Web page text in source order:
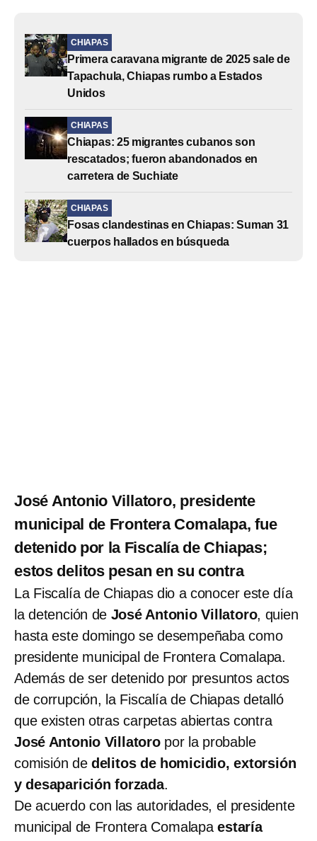
CHIAPAS
Primera caravana migrante de 2025 sale de
Tapachula, Chiapas rumbo a Estados
Unidos
CHIAPAS
Chiapas: 25 migrantes cubanos son
rescatados; fueron abandonados en
carretera de Suchiate
CHIAPAS
Fosas clandestinas en Chiapas: Suman 31
cuerpos hallados en búsqueda
José Antonio Villatoro, presidente
municipal de Frontera Comalapa, fue
detenido por la Fiscalía de Chiapas;
estos delitos pesan en su contra
La Fiscalía de Chiapas dio a conocer este día
la detención de José Antonio Villatoro, quien
hasta este domingo se desempeñaba como
presidente municipal de Frontera Comalapa.
Además de ser detenido por presuntos actos
de corrupción, la Fiscalía de Chiapas detalló
que existen otras carpetas abiertas contra
José Antonio Villatoro por la probable
comisión de delitos de homicidio, extorsión
y desaparición forzada.
De acuerdo con las autoridades, el presidente
municipal de Frontera Comalapaestaría